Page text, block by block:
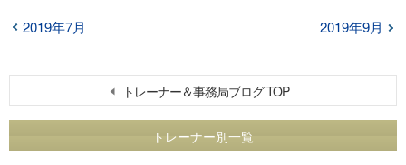
トレーナー＆事務局ブログ TOP
トレーナー別一覧
2019年7月 2019年9月